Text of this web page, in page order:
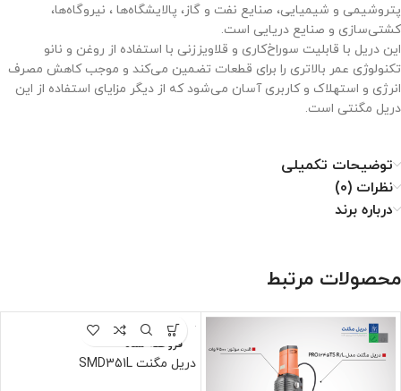
پتروشیمی و شیمیایی، صنایع نفت و گاز، پالایشگاه‌ها ، نیروگاه‌ها،
کشتی‌سازی و صنایع دریایی است.
این دریل با قابلیت سوراخ‌کاری و قلاویززنی با استفاده از روغن و نانو
تکنولوژی عمر بالاتری را برای قطعات تضمین می‌کند و موجب کاهش مصرف
انرژی و استهلاک و کاربری آسان می‌شود که از دیگر مزایای استفاده از این
دریل مگنتی است.
توضیحات تکمیلی
نظرات (0)
درباره برند
محصولات مرتبط
فروخته شده
دریل مگنت SMD351L